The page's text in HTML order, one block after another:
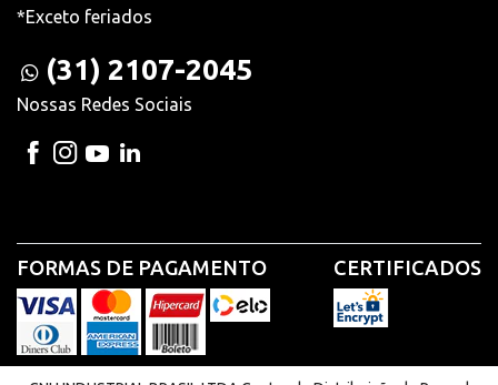
*Exceto feriados
(31) 2107-2045
Nossas Redes Sociais
FORMAS DE PAGAMENTO CERTIFICADOS